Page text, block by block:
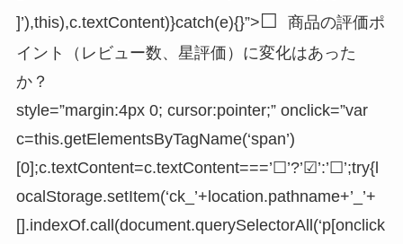
]’),this),c.textContent)}catch(e){}”> ☐
商品の評価ポ
イント（レビュー数、星評価）に変化はあった
か？
style=”margin:4px 0; cursor:pointer;” onclick=”var
c=this.getElementsByTagName(‘span’)
[0];c.textContent=c.textContent===’☐’?’☑’:’☐’;try{l
ocalStorage.setItem(‘ck_’+location.pathname+’_’+
[].indexOf.call(document.querySelectorAll(‘p[onclick